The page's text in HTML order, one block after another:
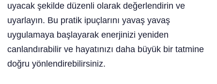
uyacak şekilde düzenli olarak değerlendirin ve
uyarlayın. Bu pratik ipuçlarını yavaş yavaş
uygulamaya başlayarak enerjinizi yeniden
canlandırabilir ve hayatınızı daha büyük bir tatmine
doğru yönlendirebilirsiniz.